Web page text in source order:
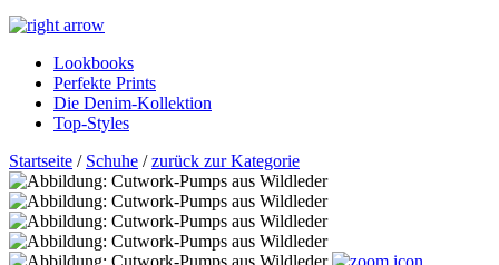
Lookbooks
Perfekte Prints
Die Denim-Kollektion
Top-Styles
Startseite / Schuhe /zurück zur Kategorie